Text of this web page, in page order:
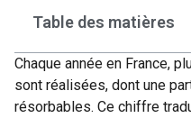
Table des matières
Chaque année en France,
sont réalisées, dont une
résorbables. Ce chiffre